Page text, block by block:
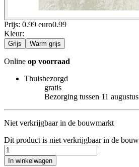
Prijs: 0.99 euro0.99
Kleur:
Grijs Warm grijs
Online op voorraad
Thuisbezorgd
gratis
Bezorging tussen 11
Niet verkrijgbaar in de bouwmarkt
Dit product is niet verkrijgbaar in de
In winkelwagen